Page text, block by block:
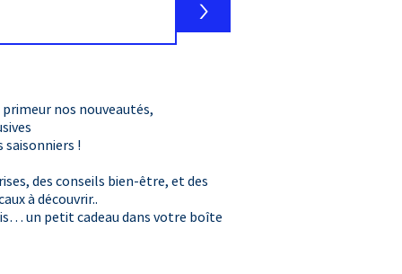
>
primeur nos nouveautés,
saisonniers !
des conseils bien-être, et des
à découvrir..
un petit cadeau dans votre boîte